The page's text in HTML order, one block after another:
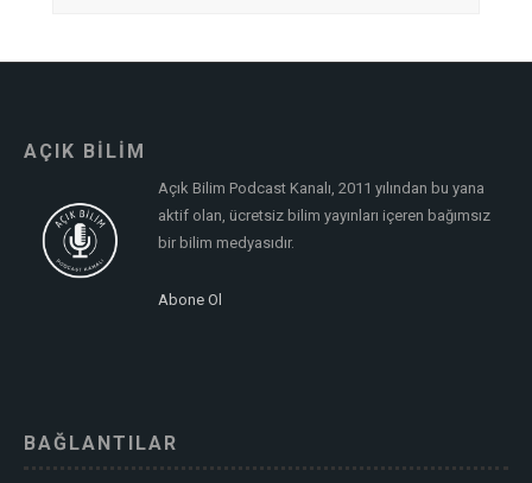
AÇIK BİLİM
Açık Bilim Podcast Kanalı, 2011 yılından bu yana
aktif olan, ücretsiz bilim yayınları içeren bağımsız
bir bilim medyasıdır.
Abone Ol
BAĞLANTILAR